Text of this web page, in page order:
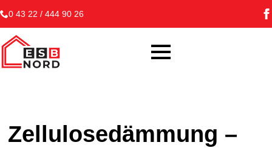
0 43 22 / 444 90 26
Zellulosedämmung –